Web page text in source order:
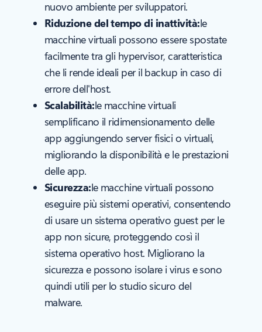
nuovo ambiente per sviluppatori.
Riduzione del tempo di inattività:le
macchine virtuali possono essere spostate
facilmente tra gli hypervisor, caratteristica
che li rende ideali per il backup in caso di
errore dell'host.
Scalabilità:le macchine virtuali
semplificano il ridimensionamento delle
app aggiungendo server fisici o virtuali,
migliorando la disponibilità e le prestazioni
delle app.
Sicurezza:le macchine virtuali possono
eseguire più sistemi operativi, consentendo
di usare un sistema operativo guest per le
app non sicure, proteggendo così il
sistema operativo host. Migliorano la
sicurezza e possono isolare i virus e sono
quindi utili per lo studio sicuro del
malware.